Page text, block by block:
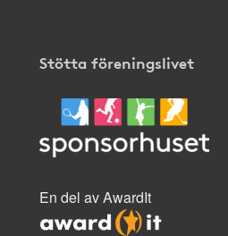
Stötta föreningslivet
En del av AwardIt